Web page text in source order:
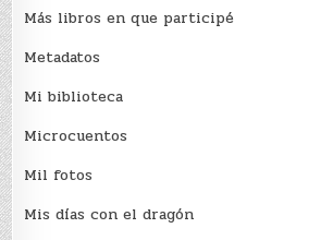
Más libros en que participé
Metadatos
Mi biblioteca
Microcuentos
Mil fotos
Mis días con el dragón